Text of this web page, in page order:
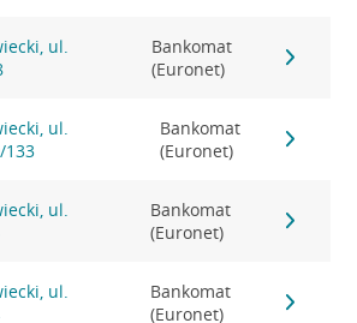
ul.
Bankomat
(Euronet)
ul.
133
Bankomat
(Euronet)
ul.
Bankomat
(Euronet)
ul.
Bankomat
(Euronet)